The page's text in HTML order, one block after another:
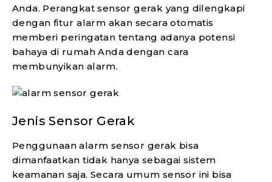
Anda. Perangkat sensor gerak yang dilengkapi
dengan fitur alarm akan secara otomatis
memberi peringatan tentang adanya potensi
bahaya di rumah Anda dengan cara
membunyikan alarm.
Jenis Sensor Gerak
Penggunaan alarm sensor gerak bisa
dimanfaatkan tidak hanya sebagai sistem
keamanan saja. Secara umum sensor ini bisa